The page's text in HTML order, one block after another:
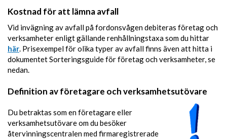
Kostnad för att lämna avfall
Vid invägning av avfall på fordonsvågen debiteras företag och
verksamheter enligt gällande renhållningstaxa som du hittar
här. Prisexempel för olika typer av avfall finns även att hitta i
dokumentet Sorteringsguide för företag och verksamheter, se
nedan.
Definition av företagare och verksamhetsutövare
Du betraktas som en företagare eller
verksamhetsutövare om du besöker
återvinningscentralen med firmaregistrerade